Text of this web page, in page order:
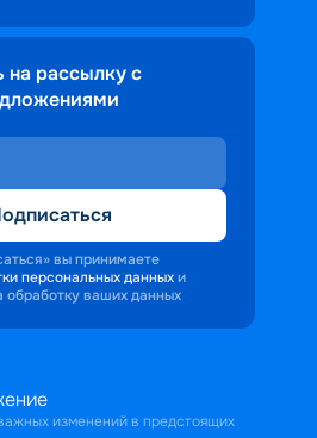
рассылку с
вы принимаете
персональных данных и
обработку ваших данных
изменений в предстоящих